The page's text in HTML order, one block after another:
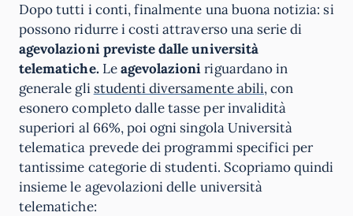
Dopo tutti i conti, finalmente una buona notizia: si
possono ridurre i costi attraverso una serie di
agevolazioni previste dalle università
telematiche. Leagevolazioniriguardano in
generale gli studenti diversamente abili, con
esonero completo dalle tasse per invalidità
superiori al 66%, poi ogni singola Università
telematica prevede dei programmi specifici per
tantissime categorie di studenti. Scopriamo quindi
insieme le agevolazioni delle università
telematiche: